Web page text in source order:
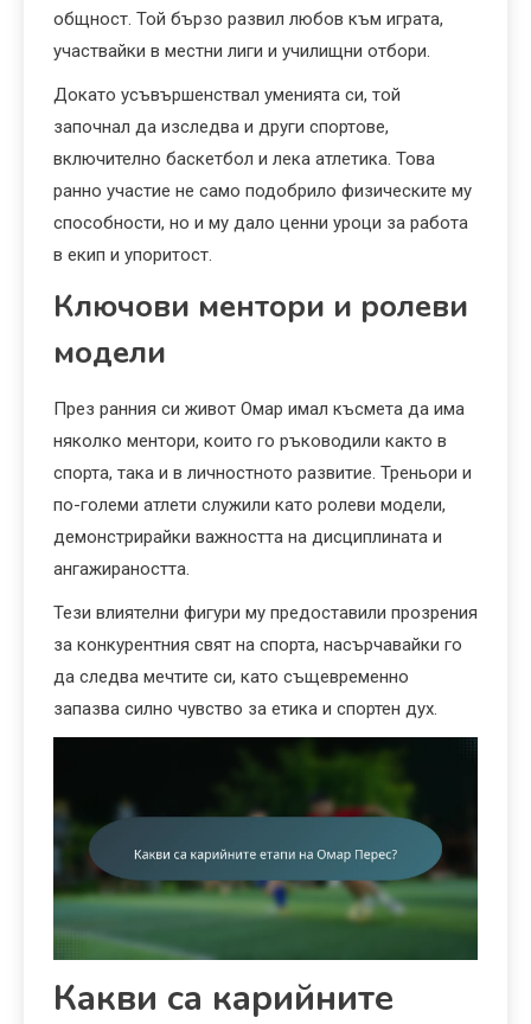
общност. Той бързо развил любов към играта,
участвайки в местни лиги и училищни отбори.
Докато усъвършенствал уменията си, той
започнал да изследва и други спортове,
включително баскетбол и лека атлетика. Това
ранно участие не само подобрило физическите му
способности, но и му дало ценни уроци за работа
в екип и упоритост.
Ключови ментори и ролеви
модели
През ранния си живот Омар имал късмета да има
няколко ментори, които го ръководили както в
спорта, така и в личностното развитие. Треньори и
по-големи атлети служили като ролеви модели,
демонстрирайки важността на дисциплината и
ангажираността.
Тези влиятелни фигури му предоставили прозрения
за конкурентния свят на спорта, насърчавайки го
да следва мечтите си, като същевременно
запазва силно чувство за етика и спортен дух.
Какви са карийните